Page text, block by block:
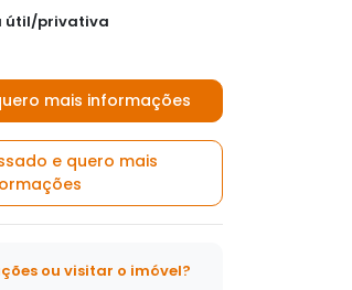
útil/privativa
mais informações
e quero mais
ou visitar o imóvel?